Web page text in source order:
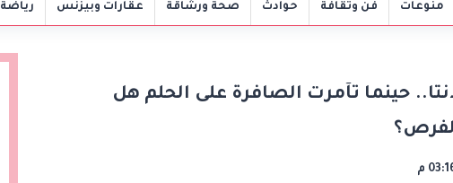
منوعات فن وثقافة حوادث صحة ورشاقة عقارات وبيزنس رياضة
حينما تآمرت الصافرة على الحلم هل